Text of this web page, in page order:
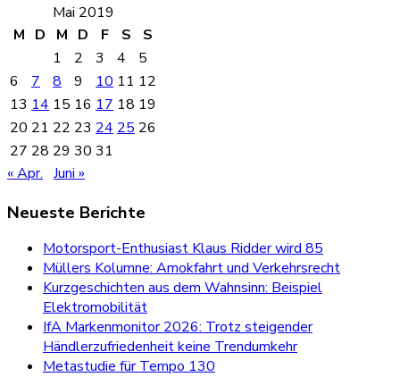
Mai 2019
M D M D F S
S
1
2 3 4
5
6
7 8 9 10 11 12
13 14 15 16 17 18 19
20 21 22 23 24 25 26
27 28 29 30 31
« Apr. Juni »
Neueste Berichte
Motorsport-Enthusiast Klaus Ridder wird 85
Müllers Kolumne: Amokfahrt und Verkehrsrecht
Kurzgeschichten aus dem Wahnsinn: Beispiel
Elektromobilität
IfA Markenmonitor 2026: Trotz steigender
Händlerzufriedenheit keine Trendumkehr
Metastudie für Tempo 130